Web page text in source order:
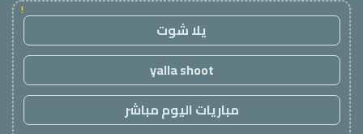
!
يلا شوت
yalla shoot
مباريات اليوم مباشر